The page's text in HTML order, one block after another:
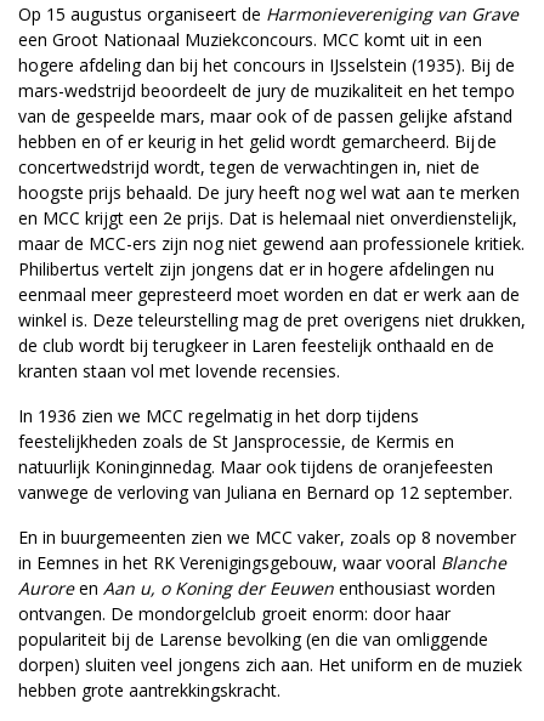
Op 15 augustus organiseert de Harmonievereniging van Grave
een Groot Nationaal Muziekconcours. MCC komt uit in een
hogere afdeling dan bij het concours in IJsselstein (1935). Bij de
mars-wedstrijd beoordeelt de jury de muzikaliteit en het tempo
van de gespeelde mars, maar ook of de passen gelijke afstand
hebben en of er keurig in het gelid wordt gemarcheerd. Bij de
concertwedstrijd wordt, tegen de verwachtingen in, niet de
hoogste prijs behaald. De jury heeft nog wel wat aan te merken
en MCC krijgt een 2e prijs. Dat is helemaal niet onverdienstelijk,
maar de MCC-ers zijn nog niet gewend aan professionele kritiek.
Philibertus vertelt zijn jongens dat er in hogere afdelingen nu
eenmaal meer gepresteerd moet worden en dat er werk aan de
winkel is. Deze teleurstelling mag de pret overigens niet drukken,
de club wordt bij terugkeer in Laren feestelijk onthaald en de
kranten staan vol met lovende recensies.
In 1936 zien we MCC regelmatig in het dorp tijdens
feestelijkheden zoals de St Jansprocessie, de Kermis en
natuurlijk Koninginnedag. Maar ook tijdens de oranjefeesten
vanwege de verloving van Juliana en Bernard op 12 september.
En in buurgemeenten zien we MCC vaker, zoals op 8 november
in Eemnes in het RK Verenigingsgebouw, waar vooral Blanche
Auroreen Aan u, o Koning der Eeuwen enthousiast worden
ontvangen. De mondorgelclub groeit enorm: door haar
populariteit bij de Larense bevolking (en die van omliggende
dorpen) sluiten veel jongens zich aan. Het uniform en de muziek
hebben grote aantrekkingskracht.